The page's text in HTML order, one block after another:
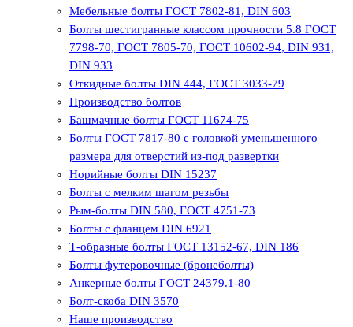
Мебельные болты ГОСТ 7802-81, DIN 603
Болты шестигранные классом прочности 5.8 ГОСТ
7798-70, ГОСТ 7805-70, ГОСТ 10602-94, DIN 931,
DIN 933
Откидные болты DIN 444, ГОСТ 3033-79
Производство болтов
Башмачные болты ГОСТ 11674-75
Болты ГОСТ 7817-80 с головкой уменьшенного
размера для отверстий из-под развертки
Норийные болты DIN 15237
Болты с мелким шагом резьбы
Рым-болты DIN 580, ГОСТ 4751-73
Болты с фланцем DIN 6921
Т-образные болты ГОСТ 13152-67, DIN 186
Болты футеровочные (бронеболты)
Анкерные болты ГОСТ 24379.1-80
Болт-скоба DIN 3570
Наше производство